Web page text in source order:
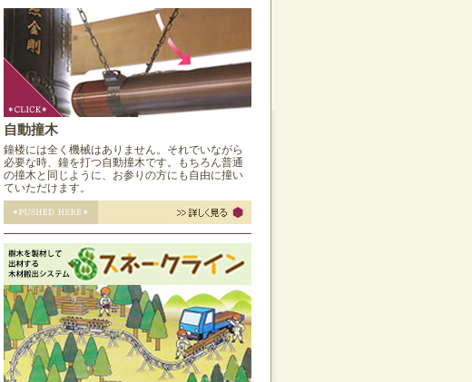
自動撞木
鐘楼には全く機械はありません。それでいながら
必要な時、鐘を打つ自動撞木です。もちろん普通
の撞木と同じように、お参りの方にも自由に撞い
ていただけます。